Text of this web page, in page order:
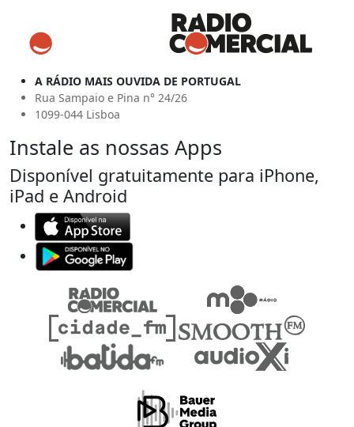
A RÁDIO MAIS OUVIDA DE PORTUGAL
Rua Sampaio e Pina n° 24/26
1099-044 Lisboa
Instale as nossas Apps
Disponível gratuitamente para iPhone,
iPad e Android